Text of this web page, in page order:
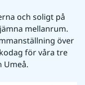
och soligt på
mellanrum.
över
för våra tre
Umeå.